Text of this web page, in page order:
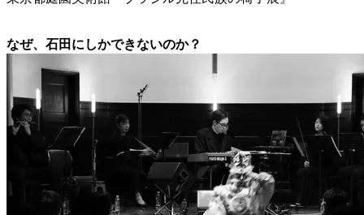
なぜ、石田にしかできないのか？